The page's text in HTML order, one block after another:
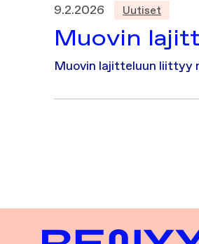
9.2.2026 Uutiset
Muovin
Muovin lajitteluun liittyy